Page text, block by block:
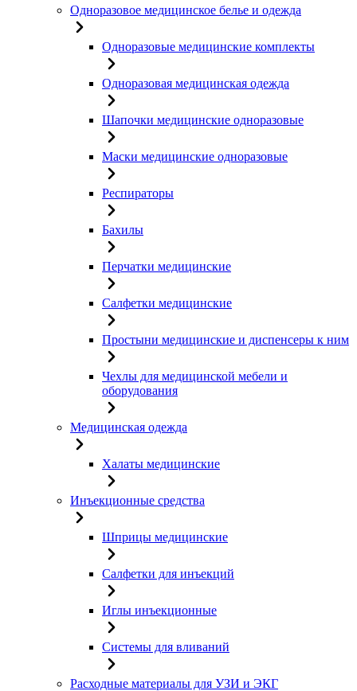
Одноразовое медицинское белье и одежда
Одноразовые медицинские комплекты
Одноразовая медицинская одежда
Шапочки медицинские одноразовые
Маски медицинские одноразовые
Респираторы
Бахилы
Перчатки медицинские
Салфетки медицинские
Простыни медицинские и диспенсеры к ним
Чехлы для медицинской мебели и
оборудования
Медицинская одежда
Халаты медицинские
Инъекционные средства
Шприцы медицинские
Салфетки для инъекций
Иглы инъекционные
Системы для вливаний
Расходные материалы для УЗИ и ЭКГ